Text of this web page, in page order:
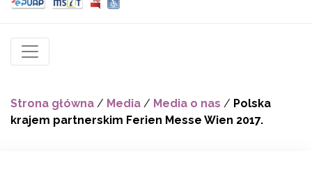
Strona główna / Media / Media o nas / Polska
krajem partnerskim Ferien Messe Wien 2017.